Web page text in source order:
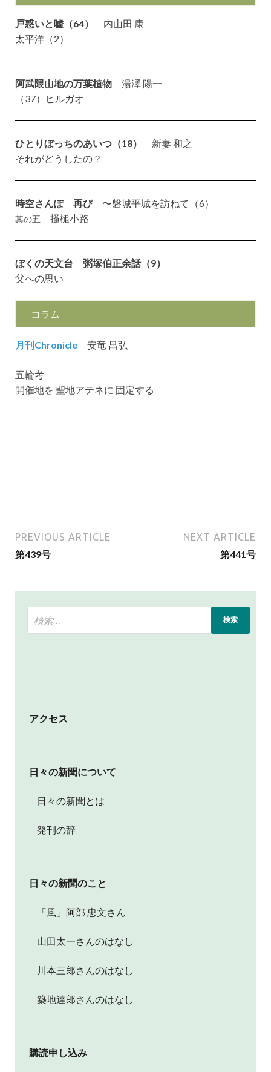
戸惑いと嘘（64）
内山田 康
太平洋（2）
阿武隈山地の万葉植物 湯澤 陽一
（37）ヒルガオ
ひとりぼっちのあいつ（18）
新妻 和之
それがどうしたの？
時空さんぽ 再び〜磐城平城を訪ねて（6）
其の五 掻槌小路
ぼくの天文台 粥塚伯正余話（9）
父への思い
コラム
月刊Chronicle 安竜 昌弘
五輪考
開催地を 聖地アテネに 固定する
PREVIOUS ARTICLE
第439号
NEXT ARTICLE
第441号
アクセス
日々の新聞について
日々の新聞とは
発刊の辞
日々の新聞のこと
「風」阿部 忠文さん
山田太一さんのはなし
川本三郎さんのはなし
築地達郎さんのはなし
購読申し込み